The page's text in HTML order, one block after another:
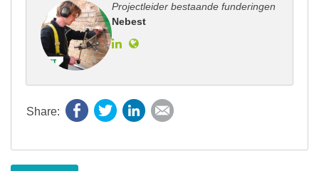
Projectleider bestaande funderingen
Nebest
Facebook
Twitter LinkedIn